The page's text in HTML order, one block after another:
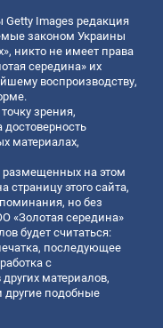
Images редакция
законом Украины
никто не имеет права
середина» их
воспроизводству,
зрения,
материалах,
размещенных на этом
страницу этого сайта,
но без
«Золотая середина»
будет считаться:
последующее
с
материалов,
другие подобные